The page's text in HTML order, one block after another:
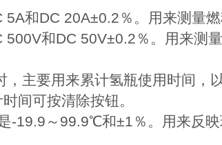
和DC 20A±0.2％。用来测量燃
和DC 50V±0.2％。用来测
主要用来累计氢瓶使用时间，
间可按清除按钮。
-19.9～99.9℃和±1％。用来反映